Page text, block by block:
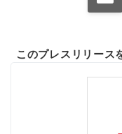
このプレスリリース